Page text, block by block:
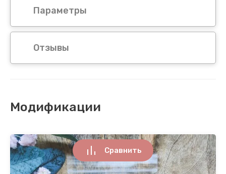
Параметры
Отзывы
Модификации
Сравнить